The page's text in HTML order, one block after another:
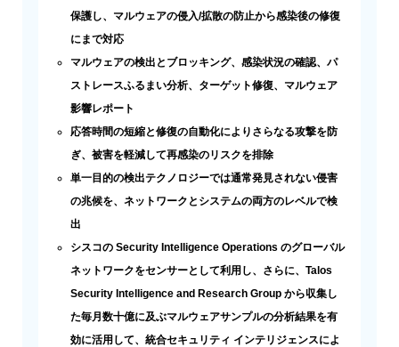
保護し、マルウェアの侵入/拡散の防止から感染後の修復
にまで対応
マルウェアの検出とブロッキング、感染状況の確認、パ
ストレースふるまい分析、ターゲット修復、マルウェア
影響レポート
応答時間の短縮と修復の自動化によりさらなる攻撃を防
ぎ、被害を軽減して再感染のリスクを排除
単一目的の検出テクノロジーでは通常発見されない侵害
の兆候を、ネットワークとシステムの両方のレベルで検
出
シスコの Security Intelligence Operations のグローバル
ネットワークをセンサーとして利用し、さらに、Talos
Security Intelligence and Research Group から収集し
た毎月数十億に及ぶマルウェアサンプルの分析結果を有
効に活用して、統合セキュリティ インテリジェンスによ